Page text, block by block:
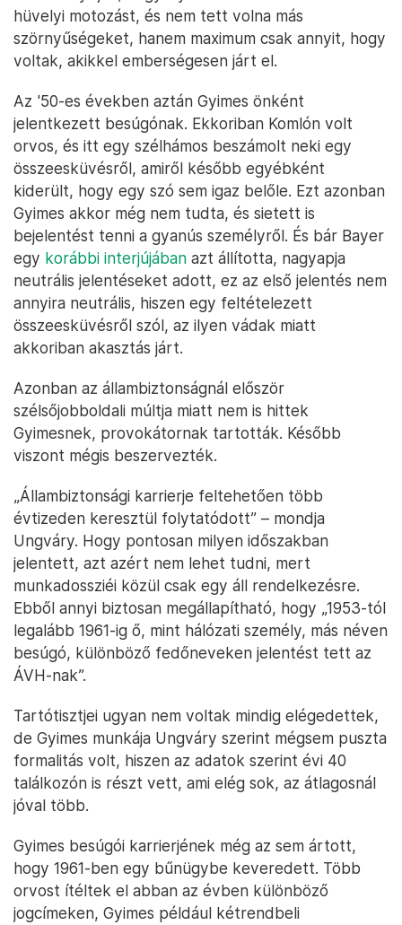
hüvelyi motozást, és nem tett volna más
szörnyűségeket, hanem maximum csak annyit, hogy
voltak, akikkel emberségesen járt el.
Az '50-es években aztán Gyimes önként
jelentkezett besúgónak. Ekkoriban Komlón volt
orvos, és itt egy szélhámos beszámolt neki egy
összeesküvésről, amiről később egyébként
kiderült, hogy egy szó sem igaz belőle. Ezt azonban
Gyimes akkor még nem tudta, és sietett is
bejelentést tenni a gyanús személyről. És bár Bayer
egy korábbi interjújában azt állította, nagyapja
neutrális jelentéseket adott, ez az első jelentés nem
annyira neutrális, hiszen egy feltételezett
összeesküvésről szól, az ilyen vádak miatt
akkoriban akasztás járt.
Azonban az állambiztonságnál először
szélsőjobboldali múltja miatt nem is hittek
Gyimesnek, provokátornak tartották. Később
viszont mégis beszervezték.
„Állambiztonsági karrierje feltehetően több
évtizeden keresztül folytatódott” – mondja
Ungváry. Hogy pontosan milyen időszakban
jelentett, azt azért nem lehet tudni, mert
munkadossziéi közül csak egy áll rendelkezésre.
Ebből annyi biztosan megállapítható, hogy „1953-tól
legalább 1961-ig ő, mint hálózati személy, más néven
besúgó, különböző fedőneveken jelentést tett az
ÁVH-nak”.
Tartótisztjei ugyan nem voltak mindig elégedettek,
de Gyimes munkája Ungváry szerint mégsem puszta
formalitás volt, hiszen az adatok szerint évi 40
találkozón is részt vett, ami elég sok, az átlagosnál
jóval több.
Gyimes besúgói karrierjének még az sem ártott,
hogy 1961-ben egy bűnügybe keveredett. Több
orvost ítéltek el abban az évben különböző
jogcímeken, Gyimes például kétrendbeli